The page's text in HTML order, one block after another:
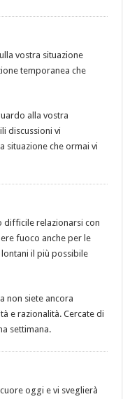
vostra situazione
temporanea che
alla vostra
discussioni vi
situazione che ormai vi
difficile relazionarsi con
fuoco anche per le
il più possibile
non siete ancora
e razionalità. Cercate di
settimana.
oggi e vi sveglierà